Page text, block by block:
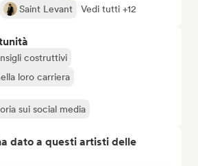
Saint Levant Vedi tutti +12
costruttivi
loro carriera
sui social media
dato a questi artisti delle